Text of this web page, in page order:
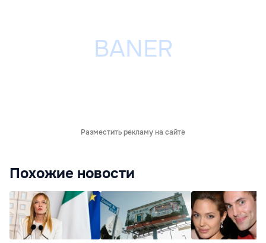
Разместить рекламу на сайте
Похожие новости